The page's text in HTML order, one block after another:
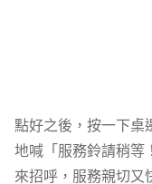
點好之後，按一下桌
地喊「服務鈴請稍等
來招呼，服務親切又